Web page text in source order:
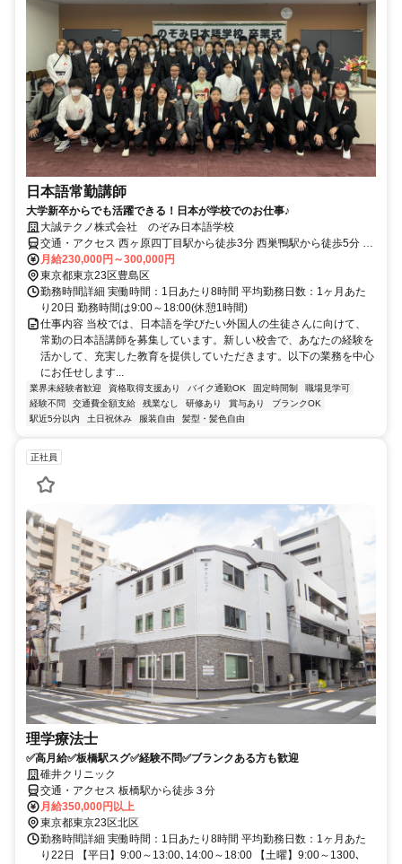
日本語常勤講師
大学新卒からでも活躍できる！日本が学校でのお仕事♪
大誠テクノ株式会社 のぞみ日本語学校
交通・アクセス 西ヶ原四丁目駅から徒歩3分 西巣鴨駅から徒歩5分 巣
鴨駅から徒歩15分
月給230,000円～300,000円
東京都東京23区豊島区
勤務時間詳細 実働時間：1日あたり8時間 平均勤務日数：1ヶ月あた
り20日 勤務時間は9:00～18:00(休憩1時間)
仕事内容 当校では、日本語を学びたい外国人の生徒さんに向けて、
常勤の日本語講師を募集しています。新しい校舎で、あなたの経験を
活かして、充実した教育を提供していただきます。以下の業務を中心
にお任せします...
業界未経験者歓迎 資格取得支援あり バイク通勤OK 固定時間制
職場見学可
経験不問
交通費全額支給 残業なし 研修あり 賞与あり
ブランクOK
駅近5分以内
土日祝休み 服装自由 髪型・髪色自由
正社員
理学療法士
✅高月給✅板橋駅スグ✅経験不問✅ブランクある方も歓迎
碓井クリニック
交通・アクセス 板橋駅から徒歩３分
月給350,000円以上
東京都東京23区北区
勤務時間詳細 実働時間：1日あたり8時間 平均勤務日数：1ヶ月あた
り22日 【平日】9:00～13:00､14:00～18:00 【土曜】9:00～1300､